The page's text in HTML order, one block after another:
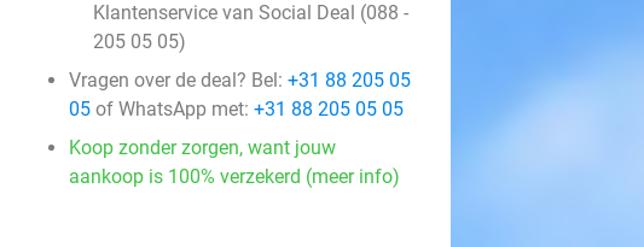
Klantenservice van Social Deal (088 -
205 05 05)
Vragen over de deal? Bel: +31 88 205 05
05 of WhatsApp met: +31 88 205 05 05
Koop zonder zorgen, want jouw
aankoop is 100% verzekerd (meer info)